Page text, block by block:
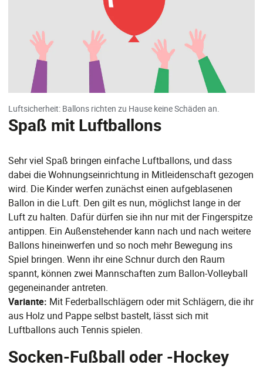
Luftsicherheit: Ballons richten zu Hause keine Schäden an.
Spaß mit Luftballons
Sehr viel Spaß bringen einfache Luftballons, und dass
dabei die Wohnungseinrichtung in Mitleidenschaft gezogen
wird. Die Kinder werfen zunächst einen aufgeblasenen
Ballon in die Luft. Den gilt es nun, möglichst lange in der
Luft zu halten. Dafür dürfen sie ihn nur mit der Fingerspitze
antippen. Ein Außenstehender kann nach und nach weitere
Ballons hineinwerfen und so noch mehr Bewegung ins
Spiel bringen. Wenn ihr eine Schnur durch den Raum
spannt, können zwei Mannschaften zum Ballon-Volleyball
gegeneinander antreten.
Variante: Mit Federballschlägern oder mit Schlägern, die ihr
aus Holz und Pappe selbst bastelt, lässt sich mit
Luftballons auch Tennis spielen.
Socken-Fußball oder -Hockey